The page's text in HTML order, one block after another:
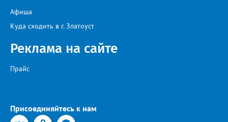
Афиша
Куда сходить в г. Златоуст
Реклама на сайте
Прайс
Присоединяйтесь к нам